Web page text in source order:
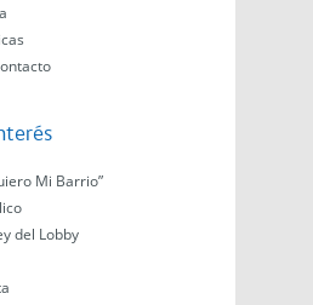
Mi Barrio”
del Lobby